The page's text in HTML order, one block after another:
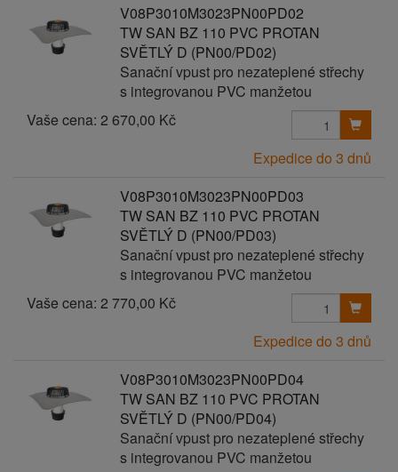
V08P3010M3023PN00PD02
TW SAN BZ 110 PVC PROTAN
SVĚTLÝ D (PN00/PD02)
Sanační vpust pro nezateplené střechy
s integrovanou PVC manžetou
Vaše cena: 2 670,00 Kč
Expedice do 3 dnů
V08P3010M3023PN00PD03
TW SAN BZ 110 PVC PROTAN
SVĚTLÝ D (PN00/PD03)
Sanační vpust pro nezateplené střechy
s integrovanou PVC manžetou
Vaše cena: 2 770,00 Kč
Expedice do 3 dnů
V08P3010M3023PN00PD04
TW SAN BZ 110 PVC PROTAN
SVĚTLÝ D (PN00/PD04)
Sanační vpust pro nezateplené střechy
s integrovanou PVC manžetou